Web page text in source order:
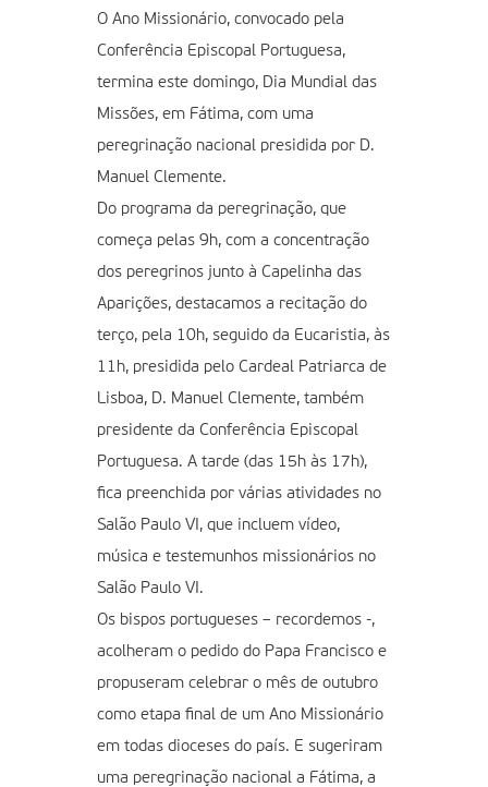
O Ano Missionário, convocado pela
Conferência Episcopal Portuguesa,
termina este domingo, Dia Mundial das
Missões, em Fátima, com uma
peregrinação nacional presidida por D.
Manuel Clemente.
Do programa da peregrinação, que
começa pelas 9h, com a concentração
dos peregrinos junto à Capelinha das
Aparições, destacamos a recitação do
terço, pela 10h, seguido da Eucaristia, às
11h, presidida pelo Cardeal Patriarca de
Lisboa, D. Manuel Clemente, também
presidente da Conferência Episcopal
Portuguesa. A tarde (das 15h às 17h),
fica preenchida por várias atividades no
Salão Paulo VI, que incluem vídeo,
música e testemunhos missionários no
Salão Paulo VI.
Os bispos portugueses – recordemos -,
acolheram o pedido do Papa Francisco e
propuseram celebrar o mês de outubro
como etapa final de um Ano Missionário
em todas dioceses do país. E sugeriram
uma peregrinação nacional a Fátima, a